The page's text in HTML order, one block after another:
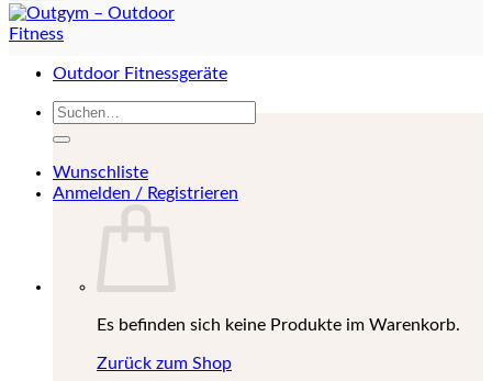
Suchen
Wunschliste
Anmelden / Registrieren
Es befinden sich keine Produkte im Warenkorb.
Zurück zum Shop
Outdoor Fitnessgeräte